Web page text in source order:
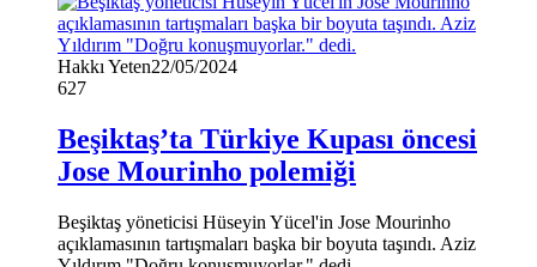
Hakkı Yeten22/05/2024
627
Beşiktaş’ta Türkiye Kupası öncesi
Jose Mourinho polemiği
Beşiktaş yöneticisi Hüseyin Yücel'in Jose Mourinho
açıklamasının tartışmaları başka bir boyuta taşındı. Aziz